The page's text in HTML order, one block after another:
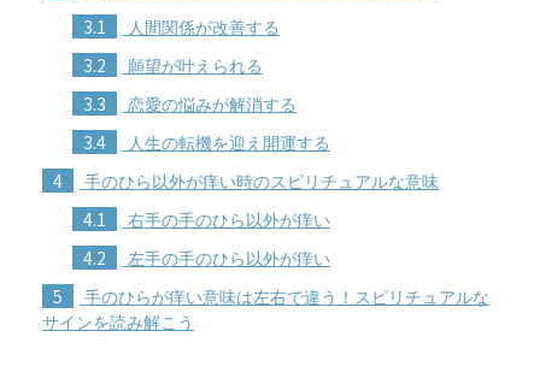
3.1 人間関係が改善する
3.2 願望が叶えられる
3.3 恋愛の悩みが解消する
3.4 人生の転機を迎え開運する
4 手のひら以外が痒い時のスピリチュアルな意味
4.1 右手の手のひら以外が痒い
4.2 左手の手のひら以外が痒い
5
手のひらが痒い意味は左右で違う！スピリチュアルな
サインを読み解こう